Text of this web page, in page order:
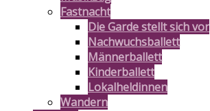
Fastnacht
Die Garde stellt sich vor
Nachwuchsballett
Männerballett
Kinderballett
Lokalheldinnen
Wandern